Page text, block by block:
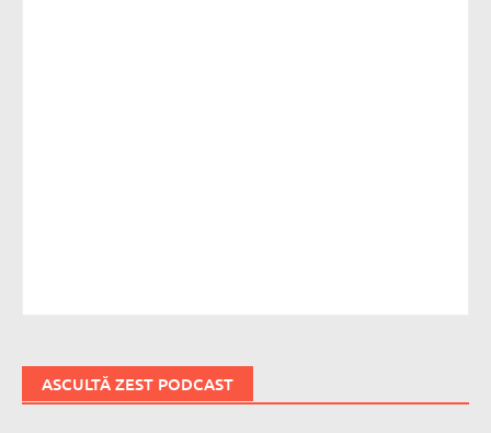
ASCULTĂ ZEST PODCAST